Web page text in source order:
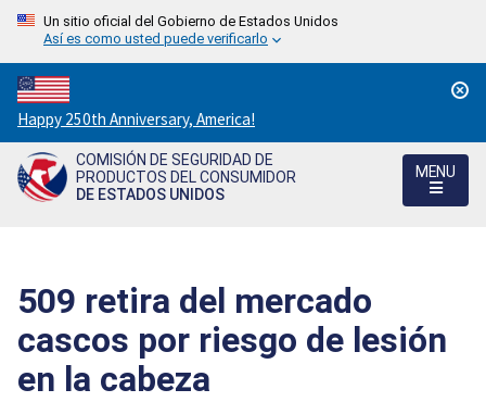
Un sitio oficial del Gobierno de Estados Unidos
Así es como usted puede verificarlo
Countdown
to
America's
250th
Happy 250th Anniversary, America!
COMISIÓN DE SEGURIDAD DE
PRODUCTOS DEL CONSUMIDOR
DE ESTADOS UNIDOS
MENU
509 retira del mercado
cascos por riesgo de lesión
en la cabeza